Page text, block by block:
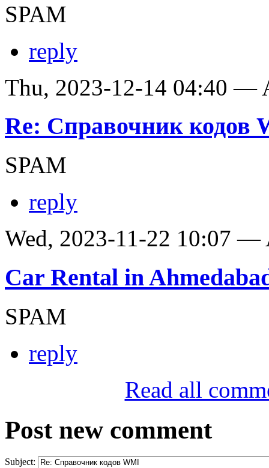
SPAM
reply
Thu, 2023-12-14 04:40 —
Re: Справочник кодов
SPAM
reply
Wed, 2023-11-22 10:07 —
Car Rental in
SPAM
reply
Read all
Post new comment
Subject: